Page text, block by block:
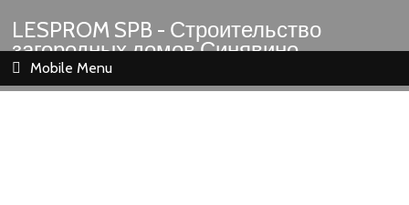
LESPROM SPB - Строительство
загородных домов Синявино
Шлиссельбург Кировск Назия
Mobile Menu